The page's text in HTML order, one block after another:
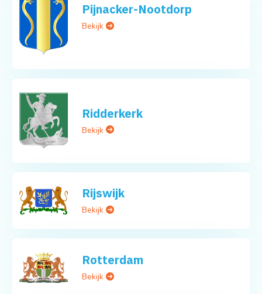
Pijnacker-Nootdorp
Bekijk
Ridderkerk
Bekijk
Rijswijk
Bekijk
Rotterdam
Bekijk